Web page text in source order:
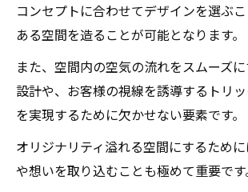
コンセプトに合わせてデザインを選ぶ
ある空間を造ることが可能となります。
また、空間内の空気の流れをスムーズ
設計や、お客様の視線を誘導するトリ
を実現するために欠かせない要素です。
オリジナリティ溢れる空間にするため
や想いを取り込むことも極めて重要です